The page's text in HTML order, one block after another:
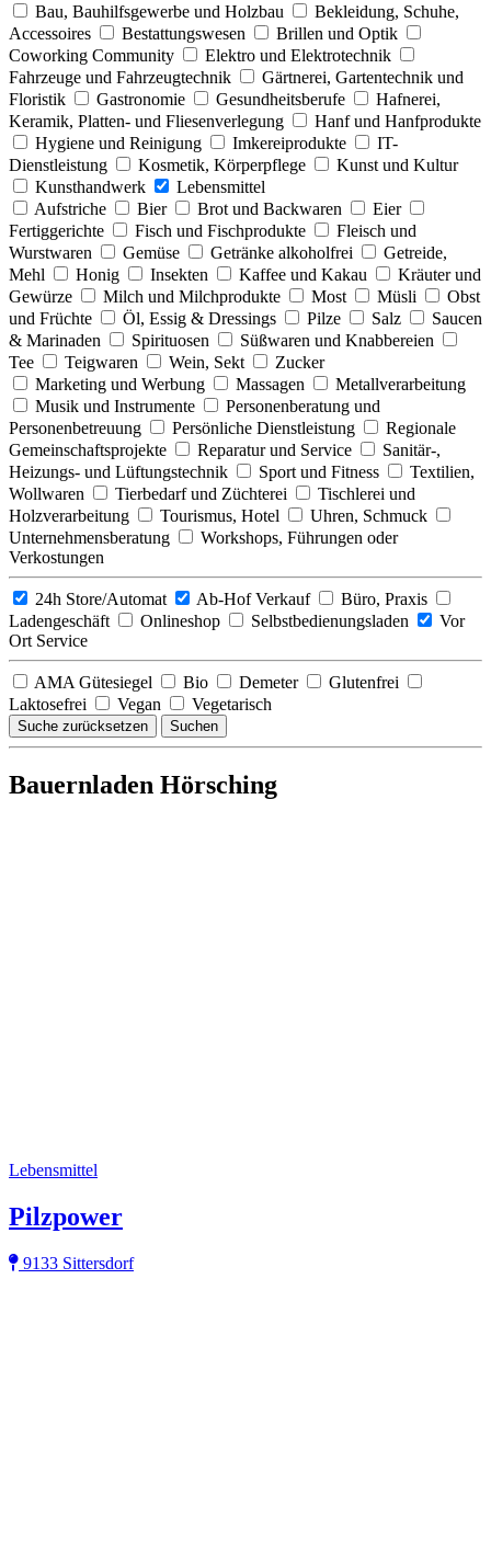
Bau, Bauhilfsgewerbe und Holzbau
Bekleidung, Schuhe,
Accessoires
Bestattungswesen
Brillen und Optik
Coworking Community
Elektro und Elektrotechnik
Fahrzeuge und Fahrzeugtechnik
Gärtnerei, Gartentechnik und
Floristik
Gastronomie Gesundheitsberufe
Hafnerei,
Keramik, Platten- und Fliesenverlegung
Hanf und Hanfprodukte
Hygiene und Reinigung
Imkereiprodukte
IT-
Dienstleistung
Kosmetik, Körperpflege
Kunst und Kultur
Kunsthandwerk
Lebensmittel
Aufstriche
Bier Brot und Backwaren
Eier
Fertiggerichte
Fisch und Fischprodukte
Fleisch und
Wurstwaren
Gemüse Getränke alkoholfrei
Getreide,
Mehl
Honig Insekten Kaffee und Kakau
Kräuter und
Gewürze
Milch und Milchprodukte Most Müsli
Obst
und Früchte
Öl, Essig & Dressings Pilze Salz
Saucen
& Marinaden
Spirituosen
Süßwaren und Knabbereien
Tee
Teigwaren Wein, Sekt
Zucker
Marketing und Werbung
Massagen
Metallverarbeitung
Musik und Instrumente
Personenberatung und
Personenbetreuung
Persönliche Dienstleistung
Regionale
Gemeinschaftsprojekte
Reparatur und Service
Sanitär-,
Heizungs- und Lüftungstechnik
Sport und Fitness
Textilien,
Wollwaren
Tierbedarf und Züchterei
Tischlerei und
Holzverarbeitung
Tourismus, Hotel
Uhren, Schmuck
Unternehmensberatung
Workshops, Führungen oder
Verkostungen
24h Store/Automat Ab-Hof Verkauf
Büro, Praxis
Ladengeschäft
Onlineshop Selbstbedienungsladen
Vor
Ort Service
AMA Gütesiegel Bio Demeter
Glutenfrei
Laktosefrei
Vegan Vegetarisch
Suche zurücksetzen Suchen
Bauernladen Hörsching
Lebensmittel
Pilzpower
9133 Sittersdorf